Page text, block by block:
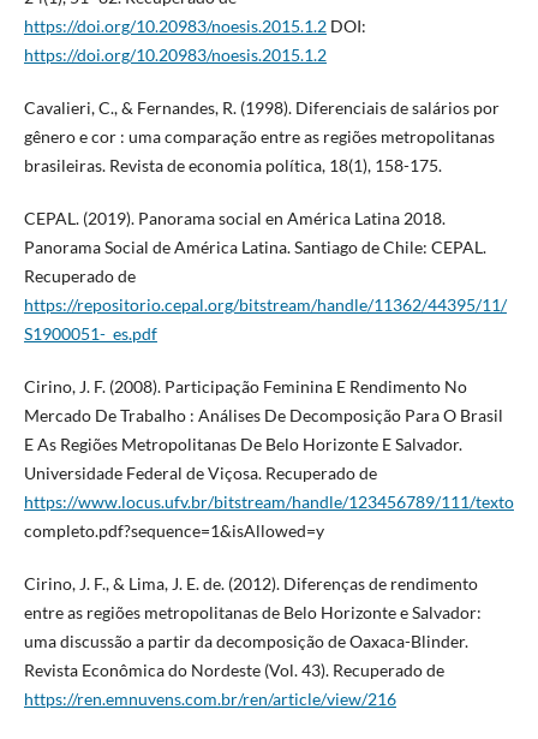
https://doi.org/10.20983/noesis.2015.1.2DOI:
https://doi.org/10.20983/noesis.2015.1.2
Cavalieri, C., & Fernandes, R. (1998). Diferenciais de salários por
gênero e cor : uma comparação entre as regiões metropolitanas
brasileiras. Revista de economia política, 18(1), 158-175.
CEPAL. (2019). Panorama social en América Latina 2018.
Panorama Social de América Latina. Santiago de Chile: CEPAL.
Recuperado de
https://repositorio.cepal.org/bitstream/handle/11362/44395/11/
S1900051-_es.pdf
Cirino, J. F. (2008). Participação Feminina E Rendimento No
Mercado De Trabalho : Análises De Decomposição Para O Brasil
E As Regiões Metropolitanas De Belo Horizonte E Salvador.
Universidade Federal de Viçosa. Recuperado de
https://www.locus.ufv.br/bitstream/handle/123456789/111/texto
completo.pdf?sequence=1&isAllowed=y
Cirino, J. F., & Lima, J. E. de. (2012). Diferenças de rendimento
entre as regiões metropolitanas de Belo Horizonte e Salvador:
uma discussão a partir da decomposição de Oaxaca-Blinder.
Revista Econômica do Nordeste (Vol. 43). Recuperado de
https://ren.emnuvens.com.br/ren/article/view/216